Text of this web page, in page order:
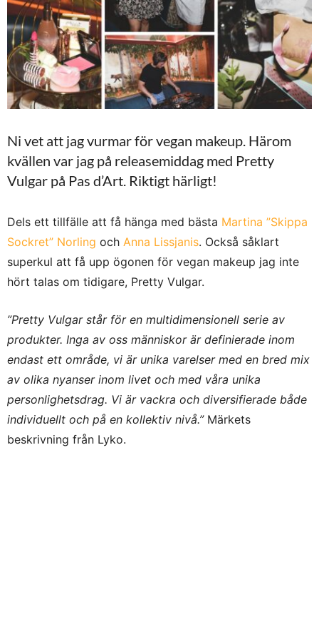
Ni vet att jag vurmar för vegan makeup. Härom
kvällen var jag på releasemiddag med Pretty
Vulgar på Pas d’Art. Riktigt härligt!
Dels ett tillfälle att få hänga med bästa Martina ”Skippa
Sockret” Norling och Anna Lissjanis. Också såklart
superkul att få upp ögonen för vegan makeup jag inte
hört talas om tidigare, Pretty Vulgar.
”Pretty Vulgar står för en multidimensionell serie av
produkter. Inga av oss människor är definierade inom
endast ett område, vi är unika varelser med en bred mix
av olika nyanser inom livet och med våra unika
personlighetsdrag. Vi är vackra och diversifierade både
individuellt och på en kollektiv nivå.” Märkets
beskrivning från Lyko.